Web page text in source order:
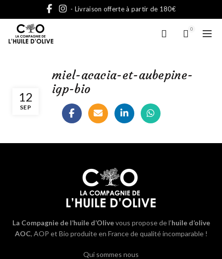
- Livraison offerte à partir de 180€
0
12
SEP
miel-acacia-et-aubepine-
igp-bio
La Compagnie de l’huile d’Olivevous propose de l’huile d’olive
AOC, AOP et Bio produite en France de qualité incomparable !
Qui sommes nous